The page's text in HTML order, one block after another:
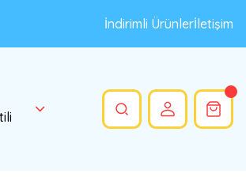
İndirimli Ürünlerİletişim